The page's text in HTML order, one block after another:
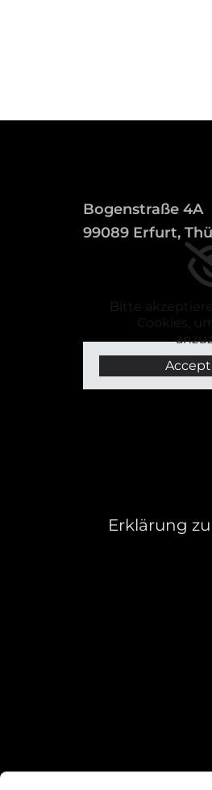
Bogenstraße 4A
99089 Erfurt,
Bitte
Cookies,
Erklärung